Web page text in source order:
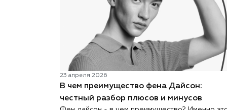
выбрать в 2026 году.
23 апреля 2026
В чем преимущество фена Дайсон:
честный разбор плюсов и минусов